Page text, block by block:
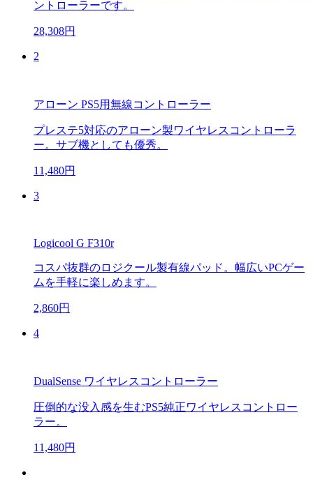
ントローラーです。
28,308円
2
アローン PS5用無線コントローラー
プレステ5対応のアローン製ワイヤレスコントローラ
ー。サブ機としても優秀。
11,480円
3
Logicool G F310r
コスパ抜群のロジクール製有線パッド。幅広いPCゲー
ムを手軽に楽しめます。
2,860円
4
DualSense ワイヤレスコントローラー
圧倒的な没入感を生むPS5純正ワイヤレスコントロー
ラー。
11,480円